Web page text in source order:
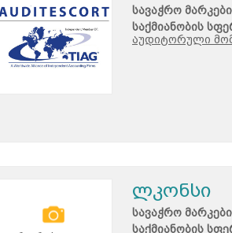
სავაჭრო
საქმიანობის
აუდიტორული
ლკონსი
სავაჭრო
საქმიანობის